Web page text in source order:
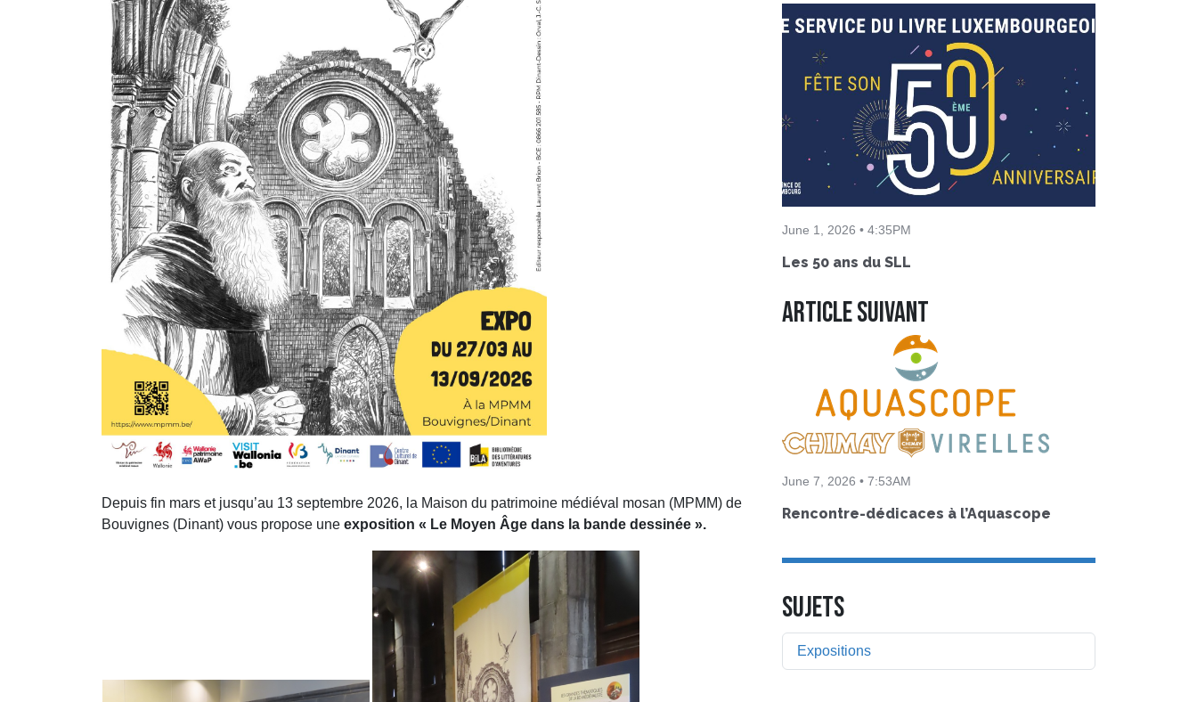
Depuis fin mars et jusqu’au 13 septembre 2026, la Maison du patrimoine médiéval mosan (MPMM) de
Bouvignes (Dinant) vous propose une exposition « Le Moyen Âge dans la bande dessinée ».
June 1, 2026 • 4:35PM
Les 50 ans du SLL
Article suivant
June 7, 2026 • 7:53AM
Rencontre-dédicaces à l’Aquascope
SUJETS
Expositions